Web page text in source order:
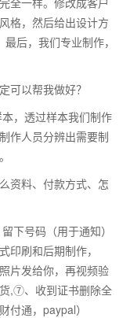
格，然后给出设计方
后，我们专业制作，
可以帮我做好？
，透过样本我们制作
作人员分辨出需要制
资料、付款方式、怎
下号码（用于通知）
刷和后期制作，
片发给你，再视频验
,⑦、收到证书删除全
付通，paypal）